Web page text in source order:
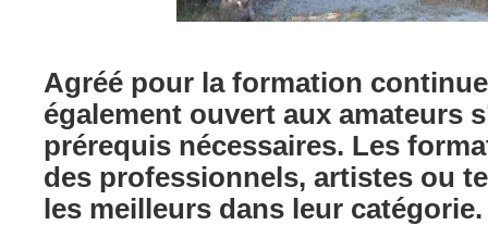
Agréé pour la formation
également ouvert aux amateurs
prérequis nécessaires. Les
des professionnels, artistes ou
les meilleurs dans leur catégorie.